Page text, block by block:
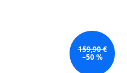
159,90 €
–50 %